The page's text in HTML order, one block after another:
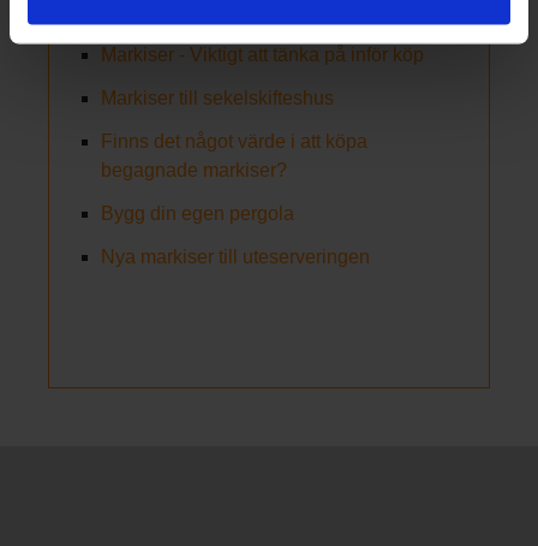
Markiser - Viktigt att tänka på inför köp
Markiser till sekelskifteshus
Finns det något värde i att köpa
begagnade markiser?
Bygg din egen pergola
Nya markiser till uteserveringen